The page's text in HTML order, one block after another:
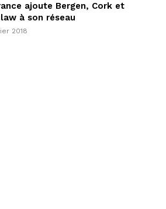
ajoute Bergen, Cork et
à son réseau
2018